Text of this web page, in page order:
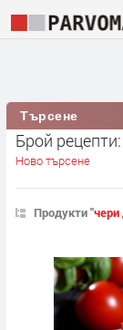
Търсене
Брой
Ново търсене
Продукти "